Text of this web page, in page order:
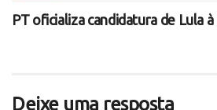
PT oficializa candidatura de Lula à
Deixe uma resposta